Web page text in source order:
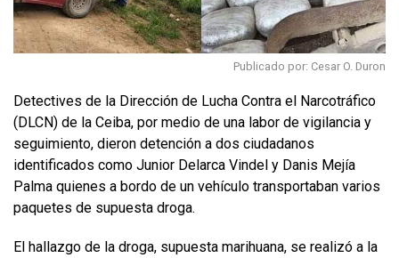
Publicado por: Cesar O. Duron
Detectives de la Dirección de Lucha Contra el Narcotráfico
(DLCN) de la Ceiba, por medio de una labor de vigilancia y
seguimiento, dieron detención a dos ciudadanos
identificados como Junior Delarca Vindel y Danis Mejía
Palma quienes a bordo de un vehículo transportaban varios
paquetes de supuesta droga.
El hallazgo de la droga, supuesta marihuana, se realizó a la